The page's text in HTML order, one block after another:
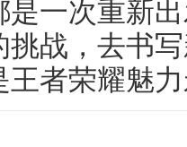
是一次重新
挑战，去书
王者荣耀魅